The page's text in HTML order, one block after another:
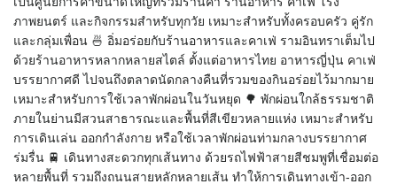
ภาพยนตร์ และกิจกรรมสำหรับทุกวัย เหมาะสำหรับทั้งครอบครัว คู่รัก
และกลุ่มเพื่อน 🍜 อิ่มอร่อยกับร้านอาหารและคาเฟ่ รามอินทราเต็มไป
ด้วยร้านอาหารหลากหลายสไตล์ ตั้งแต่อาหารไทย อาหารญี่ปุ่น คาเฟ่
บรรยากาศดี ไปจนถึงตลาดนัดกลางคืนที่รวมของกินอร่อยไว้มากมาย
เหมาะสำหรับการใช้เวลาพักผ่อนในวันหยุด 🌳 พักผ่อนใกล้ธรรมชาติ
ภายในย่านมีสวนสาธารณะและพื้นที่สีเขียวหลายแห่ง เหมาะสำหรับ
การเดินเล่น ออกกำลังกาย หรือใช้เวลาพักผ่อนท่ามกลางบรรยากาศ
ร่มรื่น 🚆 เดินทางสะดวกทุกเส้นทาง ด้วยรถไฟฟ้าสายสีชมพูที่เชื่อมต่อ
หลายพื้นที่ รวมถึงถนนสายหลักหลายเส้น ทำให้การเดินทางเข้า-ออก